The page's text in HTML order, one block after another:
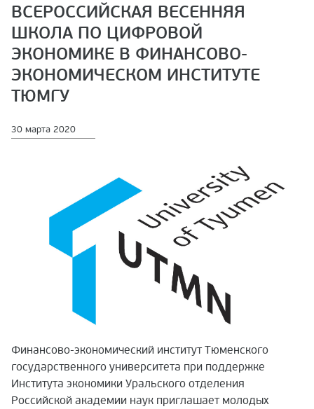
ВСЕРОССИЙСКАЯ ВЕСЕННЯЯ
ШКОЛА ПО ЦИФРОВОЙ
ЭКОНОМИКЕ В ФИНАНСОВО-
ЭКОНОМИЧЕСКОМ ИНСТИТУТЕ
ТЮМГУ
30 марта 2020
Финансово-экономический институт Тюменского
государственного университета при поддержке
Института экономики Уральского отделения
Российской академии наук приглашает молодых